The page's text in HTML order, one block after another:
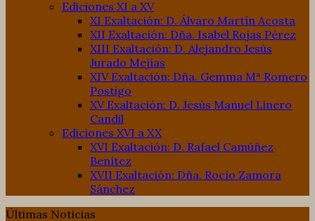
Ediciones XI a XV
XI Exaltación: D. Álvaro Martín Acosta
XII Exaltación: Dña. Isabel Rojas Pérez
XIII Exaltación: D. Alejandro Jesús
Jurado Mejías
XIV Exaltación: Dña. Gemma Mª Romero
Postigo
XV Exaltación: D. Jesús Manuel Linero
Candil
Ediciones XVI a XX
XVI Exaltación: D. Rafael Camúñez
Benítez
XVII Exaltación: Dña. Rocío Zamora
Sánchez
Últimas Noticias